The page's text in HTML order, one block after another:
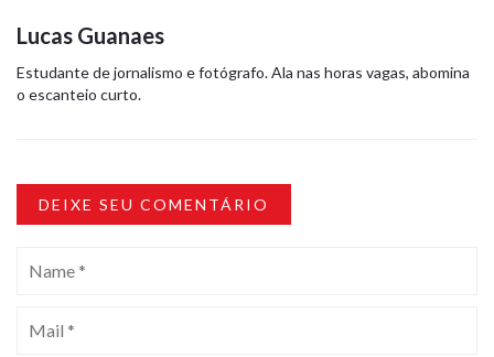
Lucas Guanaes
Estudante de jornalismo e fotógrafo. Ala nas horas vagas, abomina
o escanteio curto.
DEIXE SEU COMENTÁRIO